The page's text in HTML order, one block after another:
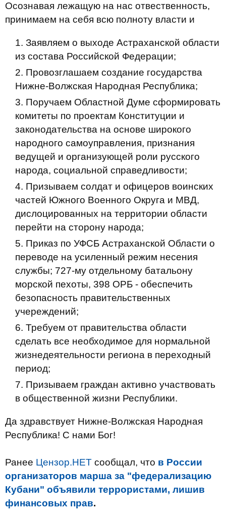
Осознавая лежащую на нас отвественность,
принимаем на себя всю полноту власти и
Заявляем о выходе Астраханской области
из состава Российской Федерации;
Провозглашаем создание государства
Нижне-Волжская Народная Республика;
Поручаем Областной Думе сформировать
комитеты по проектам Конституции и
законодательства на основе широкого
народного самоуправления, признания
ведущей и организующей роли русского
народа, социальной справедливости;
Призываем солдат и офицеров воинских
частей Южного Военного Округа и МВД,
дислоцированных на территории области
перейти на сторону народа;
Приказ по УФСБ Астраханской Области о
переводе на усиленный режим несения
службы; 727-му отдельному батальону
морской пехоты, 398 ОРБ - обеспечить
безопасность правительственных
учереждений;
Требуем от правительства области
сделать все необходимое для нормальной
жизнедеятельности региона в переходный
период;
Призываем граждан активно участвовать
в общественной жизни Республики.
Да здравствует Нижне-Волжская Народная
Республика! С нами Бог!
Ранее Цензор.НЕТ сообщал, что в России
организаторов марша за "федерализацию
Кубани" объявили террористами, лишив
финансовых прав.